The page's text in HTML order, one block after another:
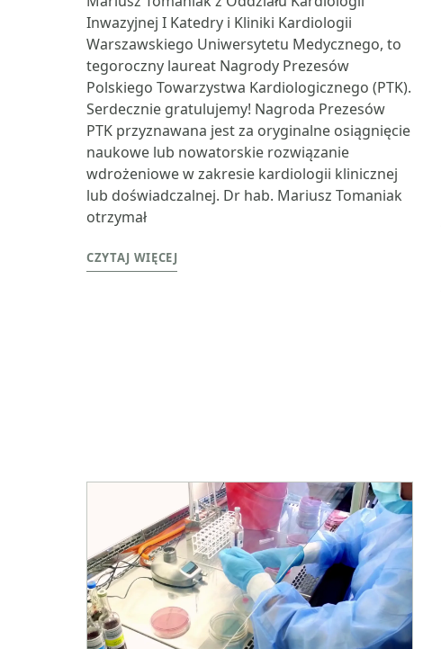
Inwazyjnej I Katedry i Kliniki Kardiologii
Warszawskiego Uniwersytetu Medycznego, to
tegoroczny laureat Nagrody Prezesów
Polskiego Towarzystwa Kardiologicznego (PTK).
Serdecznie gratulujemy! Nagroda Prezesów
PTK przyznawana jest za oryginalne osiągnięcie
naukowe lub nowatorskie rozwiązanie
wdrożeniowe w zakresie kardiologii klinicznej
lub doświadczalnej. Dr hab. Mariusz Tomaniak
otrzymał
CZYTAJ WIĘCEJ